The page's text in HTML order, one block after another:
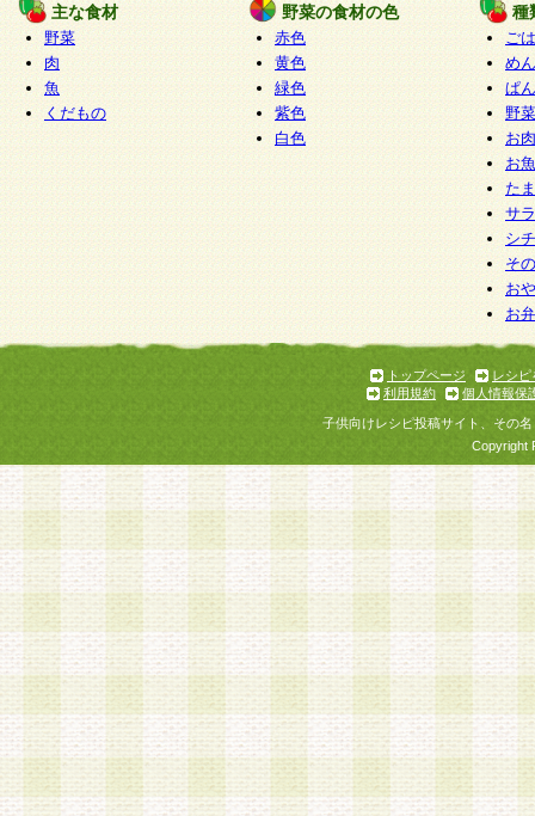
主な食材
野菜
肉
魚
くだもの
野菜の食材の色
赤色
黄色
緑色
紫色
白色
種
ご
めん
ぱん
野
お
お
た
サ
シ
そ
お
お
トップページ
レシピ
利用規約
個人情報保
子供向けレシピ投稿サイト、その
Copyright